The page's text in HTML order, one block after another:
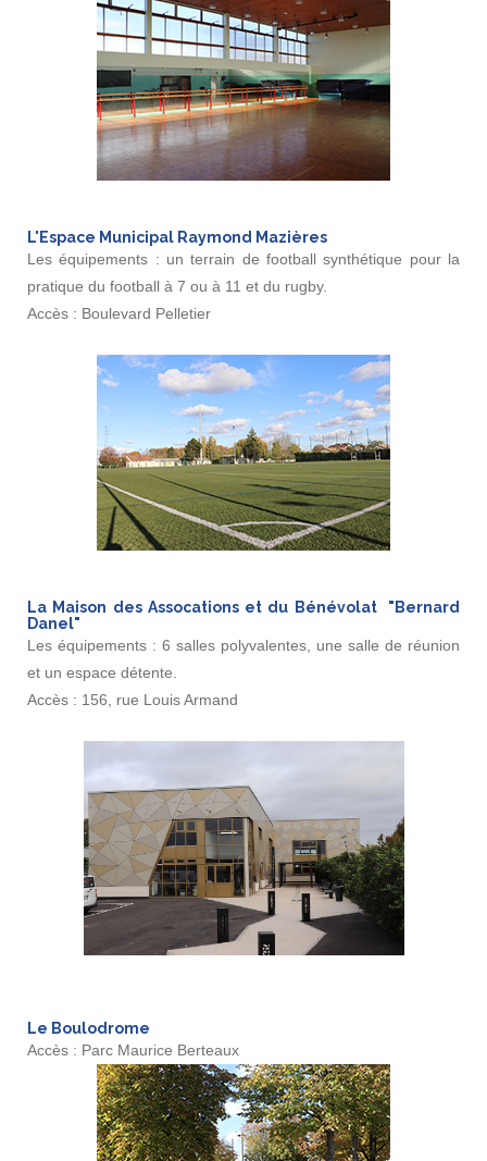
L'Espace Municipal Raymond Mazières
Les équipements : un terrain de football synthétique pour la
pratique du football à 7 ou à 11 et du rugby.
Accès : Boulevard Pelletier
La Maison des Assocations et du Bénévolat "Bernard
Danel"
Les équipements : 6 salles polyvalentes, une salle de réunion
et un espace détente.
Accès : 156, rue Louis Armand
Le Boulodrome
Accès : Parc Maurice Berteaux